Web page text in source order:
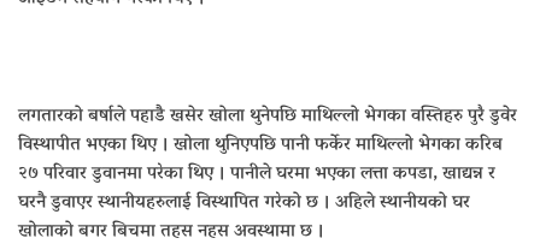
लगतारको बर्षाले पहाडै खसेर खोला थुनेपछि माथिल्लो भेगका वस्तिहरु पुरै डुवेर
विस्थापीत भएका थिए । खोला थुनिएपछि पानी फर्केर माथिल्लो भेगका करिब
२७ परिवार डुवानमा परेका थिए । पानीले घरमा भएका लत्ता कपडा, खाद्यन्न र
घरनै डुवाएर स्थानीयहरुलाई विस्थापित गरेको छ । अहिले स्थानीयको घर
खोलाको बगर बिचमा तहस नहस अवस्थामा छ ।